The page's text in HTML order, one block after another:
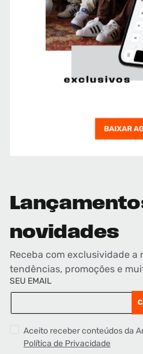
novidades
Receba com exclusividade a
tendências, promoções e
SEU EMAIL
Aceito receber conteúdos da
Política de Privacidade